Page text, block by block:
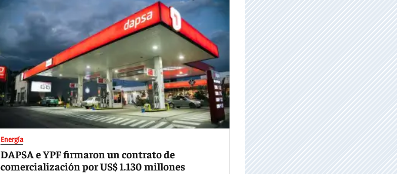
Energía
DAPSA e YPF firmaron un contrato de
comercialización por US$ 1.130 millones